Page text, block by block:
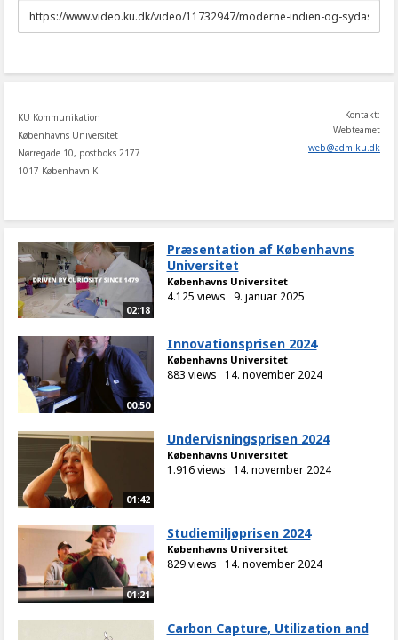
URL
to
KU Kommunikation
Københavns Universitet
Nørregade 10, postboks 2177
1017 København K
Kontakt:
Webteamet
web@adm.ku.dk
02:18
Præsentation af Københavns
Universitet
Københavns Universitet
4.125 views 9. januar 2025
00:50
Innovationsprisen 2024
Københavns Universitet
883 views 14. november 2024
01:42
Undervisningsprisen 2024
Københavns Universitet
1.916 views 14. november 2024
01:21
Studiemiljøprisen 2024
Københavns Universitet
829 views 14. november 2024
Carbon Capture, Utilization and